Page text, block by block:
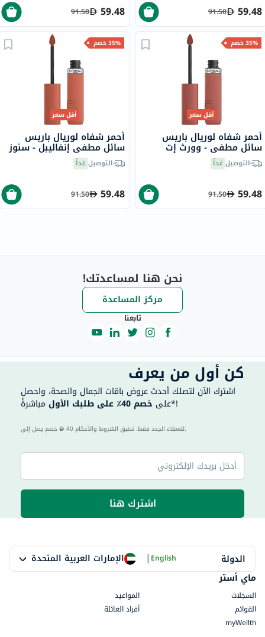
59.48
91.50
59.48
91.50
35% خصم
أقل سعر
أحمر شفاه لوريال باريس
سائل مطفي - وورث إت
ميديم/635
التوصيلغداً
59.48
91.50
35% خصم
أقل سعر
أحمر شفاه لوريال باريس
سائل مطفي إنفاليبل - سنوز
يور ألارم/115
التوصيلغداً
59.48
91.50
نحن هنا لمساعدتك!
مركز المساعدة
تابعنا
كن أول من يعرف
اشترك الآن لتصلك أحدث عروض باقات الجمال والصحة، واحصل
على خصم 40٪ على طلبك الأول مباشرةً*!
40 للعملاء الجدد فقط. تطبق الشروط والأحكام.
اشترك هنا
الدولة الإمارات العربية المتحدة |English
ماي أستر
السجلات
المواعيد
القوائم
أفراد العائلة
myWellth